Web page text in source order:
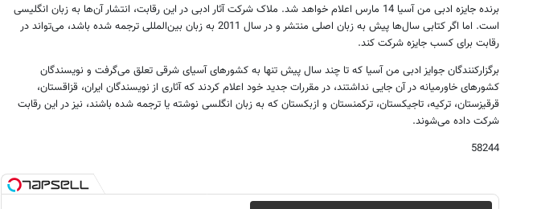
برنده جایزه ادبی من آسیا 14 مارس اعلام خواهد شد. ملاک شرکت آثار ادبی در این رقابت، انتشار آن‌ها به زبان انگلیسی
است. اما اگر کتابی سال‌ها پیش به زبان اصلی منتشر و در سال 2011 به زبان بین‌المللی ترجمه شده باشد، می‌تواند در
رقابت برای کسب جایزه‌ شرکت کند.
برگزارکنندگان جوایز ادبی من آسیا که تا چند سال پیش تنها به کشورهای آسیای شرقی تعلق می‌گرفت و نویسندگان
کشورهای خاورمیانه در آن جایی نداشتند، در مقررات جدید خود اعلام کردند که آثاری از نویسندگان ایران، قزاقستان،
قرقیزستان، ترکیه، تاجیکستان، ترکمنستان و ازبکستان که به زبان انگلسی نوشته یا ترجمه شده باشند، نیز در این رقابت
شرکت داده می‌شوند.
58244